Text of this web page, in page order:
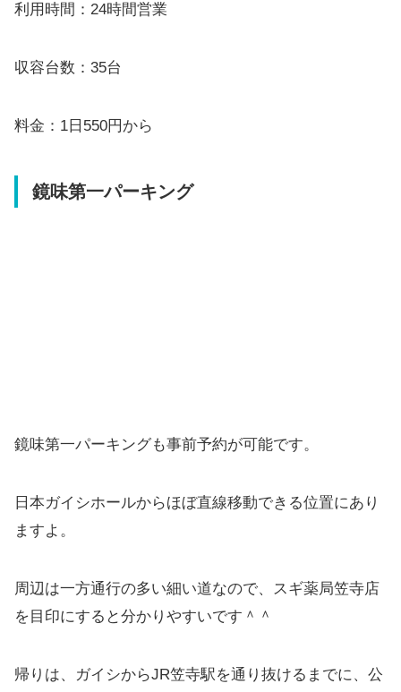
利用時間：24時間営業
収容台数：35台
料金：1日550円から
鏡味第一パーキング
鏡味第一パーキングも事前予約が可能です。
日本ガイシホールからほぼ直線移動できる位置にあり
ますよ。
周辺は一方通行の多い細い道なので、 スギ薬局笠寺店
を目印にすると分かりやすいです＾＾
帰りは、ガイシからJR笠寺駅を通り抜けるまでに、公